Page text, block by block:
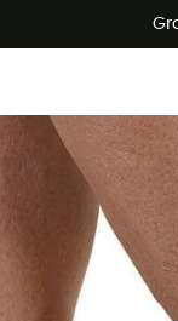
Zomeraanbiedingen